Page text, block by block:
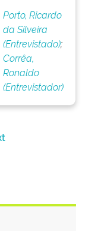
Porto, Ricardo
da Silveira
(Entrevistado);
Corrêa,
Ronaldo
(Entrevistador)